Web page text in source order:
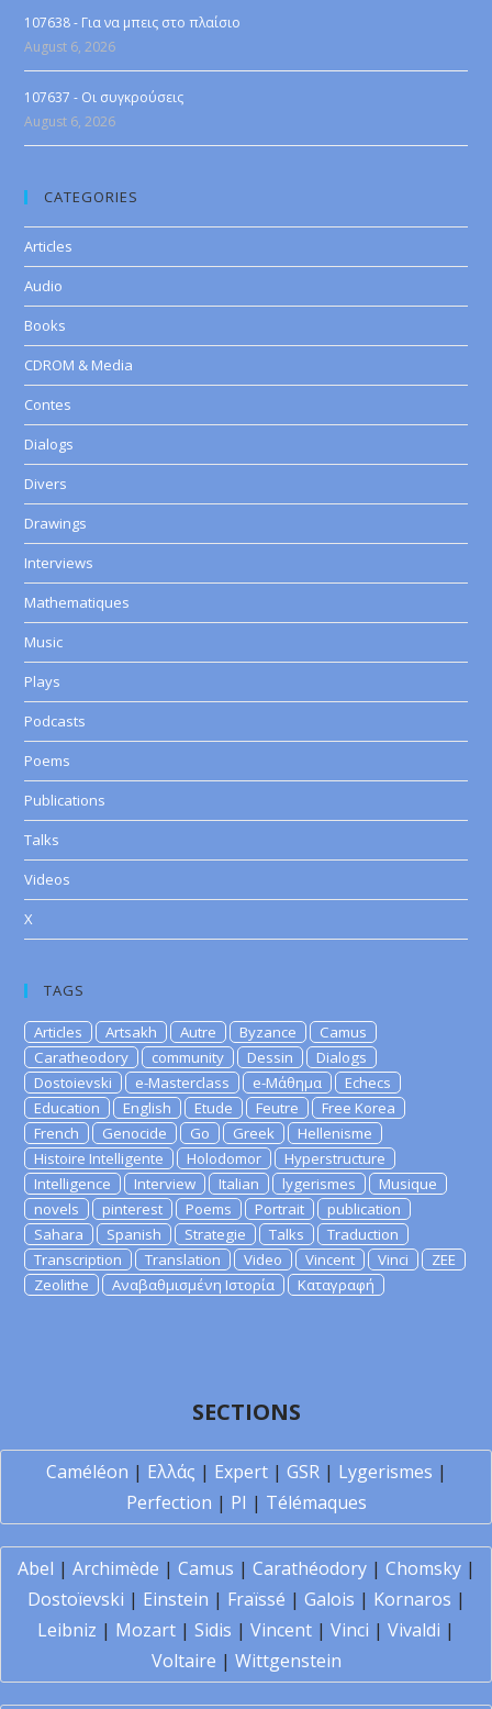
107638 - Για να μπεις στο πλαίσιο
August 6, 2026
107637 - Οι συγκρούσεις
August 6, 2026
CATEGORIES
Articles
Audio
Books
CDROM & Media
Contes
Dialogs
Divers
Drawings
Interviews
Mathematiques
Music
Plays
Podcasts
Poems
Publications
Talks
Videos
X
TAGS
Articles Artsakh Autre Byzance
Camus
Caratheodory
community Dessin
Dialogs
Dostoievski
e-Masterclass e-Μάθημα
Echecs
Education
English Etude Feutre
Free Korea
French
Genocide Go Greek
Hellenisme
Histoire Intelligente
Holodomor
Hyperstructure
Intelligence
Interview Italian lygerismes
Musique
novels
pinterest Poems Portrait
publication
Sahara
Spanish Strategie Talks
Traduction
Transcription
Translation Video Vincent Vinci
ZEE
Zeolithe
Αναβαθμισμένη Ιστορία Καταγραφή
SECTIONS
Caméléon | Ελλάς | Expert| GSR| Lygerismes |
Perfection | PI | Télémaques
Abel | Archimède | Camus | Carathéodory| Chomsky|
Dostoïevski | Einstein | Fraïssé | Galois | Kornaros |
Leibniz | Mozart | Sidis | Vincent | Vinci | Vivaldi |
Voltaire | Wittgenstein